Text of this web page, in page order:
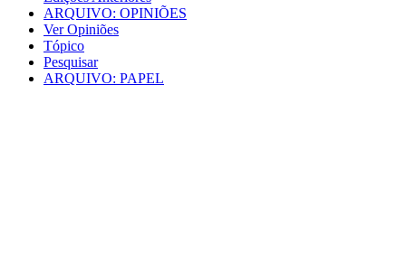
ARQUIVO: OPINIÕES
Ver Opiniões
Tópico
Pesquisar
ARQUIVO: PAPEL